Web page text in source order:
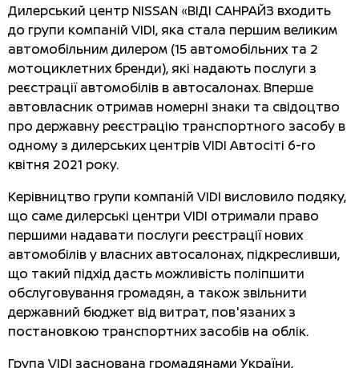
Дилерський центр NISSAN «ВІДІ САНРАЙЗ входить
до групи компаній VIDI, яка стала першим великим
автомобільним дилером (15 автомобільних та 2
мотоциклетних бренди), які надають послуги з
реєстрації автомобілів в автосалонах. Вперше
автовласник отримав номерні знаки та свідоцтво
про державну реєстрацію транспортного засобу в
одному з дилерських центрів VIDI Автосіті 6-го
квітня 2021 року.
Керівництво групи компаній VIDI висловило подяку,
що саме дилерські центри VIDI отримали право
першими надавати послуги реєстрації нових
автомобілів у власних автосалонах, підкресливши,
що такий підхід дасть можливість поліпшити
обслуговування громадян, а також звільнити
державний бюджет від витрат, пов'язаних з
постановкою транспортних засобів на облік.
Група VIDI заснована громадянами України,